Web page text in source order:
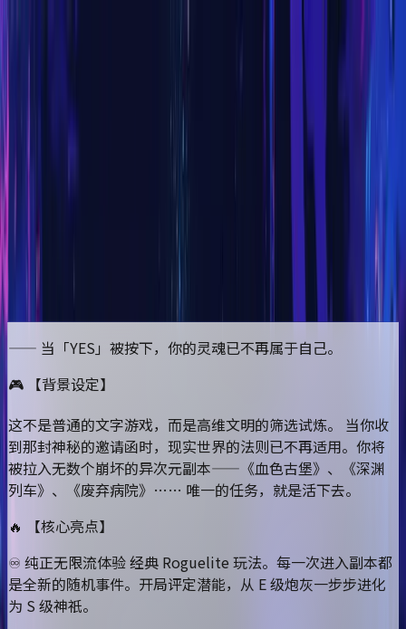
无限界域:无限流恐怖探索游戏
开始游玩
—— 当「YES」被按下，你的灵魂已不再属于自己。
🎮 【背景设定】
这不是普通的文字游戏，而是高维文明的筛选试炼。 当你收
到那封神秘的邀请函时，现实世界的法则已不再适用。你将
被拉入无数个崩坏的异次元副本——《血色古堡》、《深渊
列车》、《废弃病院》…… 唯一的任务，就是活下去。
🔥 【核心亮点】
♾️ 纯正无限流体验 经典 Roguelite 玩法。每一次进入副本都
是全新的随机事件。开局评定潜能，从 E 级炮灰一步步进化
为 S 级神祇。